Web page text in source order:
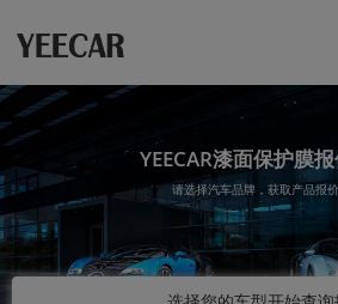
YEECAR漆面保护膜
请选择汽车品牌，获取产品报